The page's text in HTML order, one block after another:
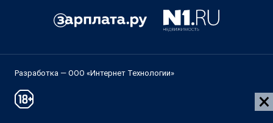
Разработка — ООО «Интернет Технологии»